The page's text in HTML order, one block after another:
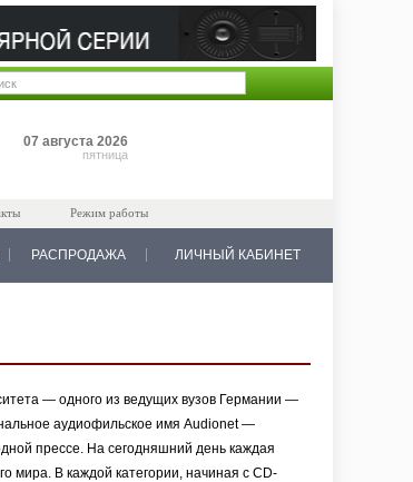
07 августа 2026
пятница
Режим работы
РАСПРОДАЖА ЛИЧНЫЙ КАБИНЕТ
— одного из ведущих вузов Германии —
аудиофильское имя Audionet —
прессе. На сегодняшний день каждая
мира. В каждой категории, начиная с CD-